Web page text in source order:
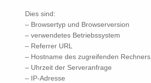
Dies sind:
– Browsertyp und Browserversion
– verwendetes Betriebssystem
– Referrer URL
– Hostname des zugreifenden Rechners
– Uhrzeit der Serveranfrage
– IP-Adresse